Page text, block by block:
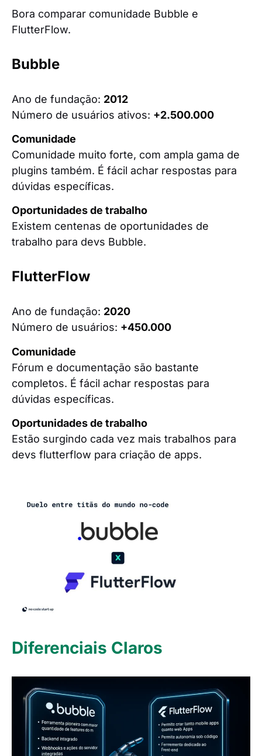
Bora comparar comunidade Bubble e
FlutterFlow.
Bubble
Ano de fundação: 2012
Número de usuários ativos: +2.500.000
Comunidade
Comunidade muito forte, com ampla gama de
plugins também. É fácil achar respostas para
dúvidas específicas.
Oportunidades de trabalho
Existem centenas de oportunidades de
trabalho para devs Bubble.
FlutterFlow
Ano de fundação: 2020
Número de usuários: +450.000
Comunidade
Fórum e documentação são bastante
completos. É fácil achar respostas para
dúvidas específicas.
Oportunidades de trabalho
Estão surgindo cada vez mais trabalhos para
devs flutterflow para criação de apps.
Diferenciais Claros